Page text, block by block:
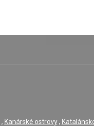
, Kanárské ostrovy,